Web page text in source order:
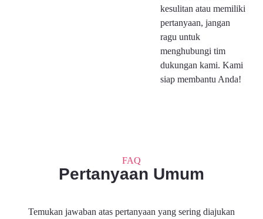
kesulitan atau memiliki
pertanyaan, jangan
ragu untuk
menghubungi tim
dukungan kami. Kami
siap membantu Anda!
FAQ
Pertanyaan Umum
Temukan jawaban atas pertanyaan yang sering diajukan